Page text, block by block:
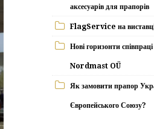
аксесуарів для прапорів
FlagService на
Нові горизонти
Nordmast OÜ
Як замовити прапор
Європейського Союзу?